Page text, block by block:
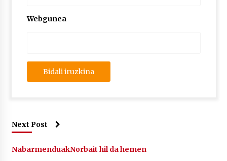
Webgunea
Next Post
NabarmenduakNorbait hil da hemen